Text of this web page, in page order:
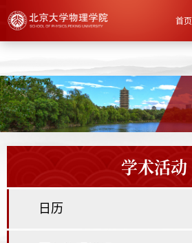
快速导航 首页
学术活动
日历